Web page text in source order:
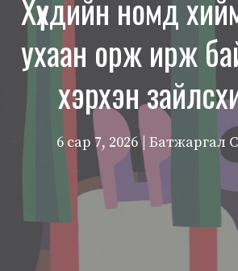
Хүүхдийн номд
ухаан орж ирж
хэрхэн
6 сар 7, 2026 | Батжаргал